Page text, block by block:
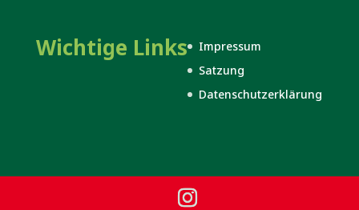
Wichtige Links
Impressum
Satzung
Datenschutzerklärung